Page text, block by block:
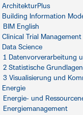
ArchitekturPlus
Building Information
BIM English
Clinical Trial Management
Data Science
1 Datenvorverarbeitung
2 Statistische
3 Visualisierung und
Energie
Energie- und
Energiemanagement